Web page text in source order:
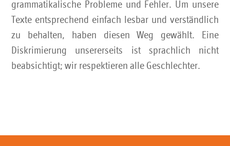
grammatikalische Probleme und Fehler. Um unsere
Texte entsprechend einfach lesbar und verständlich
zu behalten, haben diesen Weg gewählt. Eine
Diskrimierung unsererseits ist sprachlich nicht
beabsichtigt; wir respektieren alle Geschlechter.